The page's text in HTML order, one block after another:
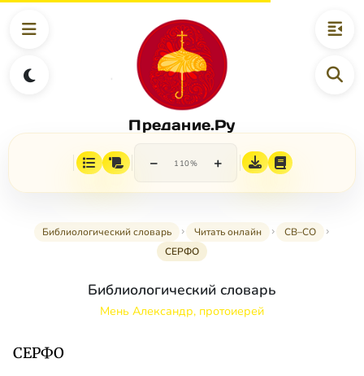
Предание.Ру
− 110% +
Библиологический словарь Читать онлайн
СВ–СО
СЕРФО
Библиологический словарь
Мень Александр, протоиерей
СЕРФО